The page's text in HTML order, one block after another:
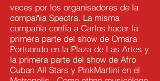
veces por los organisadores de la
compañia Spectra. La misma
compañia confía a Carlos hacer la
primera parte del show de Omara
Portuondo en la Plaza de Las Artes y
la primera parte del show de Afro
Cuban All Stars y PinkMartini en el